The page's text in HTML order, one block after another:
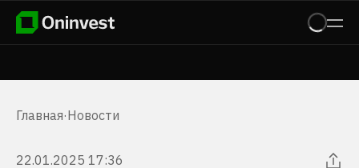
Главная·Новости
22.01.2025 17:36